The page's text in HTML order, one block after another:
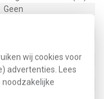
wij cookies voor
advertenties. Lees
noodzakelijke
Geen
Nee
Nee
Nee